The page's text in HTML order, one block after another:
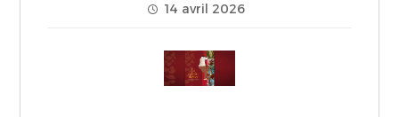
14 avril 2026